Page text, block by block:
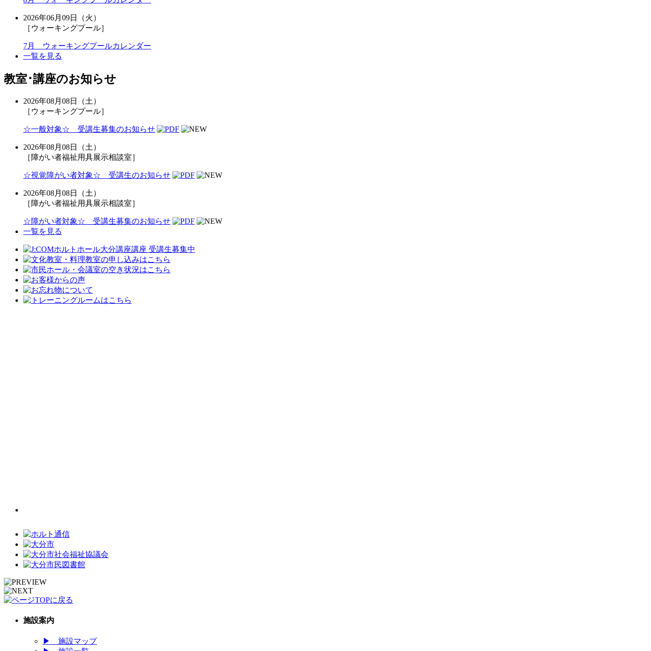
2026年06月09日（火）
［ウォーキングプール］
7月 ウォーキングプールカレンダー
一覧を見る
教室･講座のお知らせ
2026年08月08日（土）
［ウォーキングプール］
☆一般対象☆ 受講生募集のお知らせ
2026年08月08日（土）
［障がい者福祉用具展示相談室］
☆視覚障がい者対象☆ 受講生のお知らせ
2026年08月08日（土）
［障がい者福祉用具展示相談室］
☆障がい者対象☆ 受講生募集のお知らせ
一覧を見る
施設案内
▶ 施設マップ